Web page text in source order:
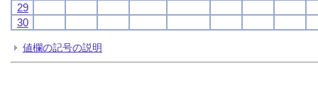
29
30
値欄の記号の説明